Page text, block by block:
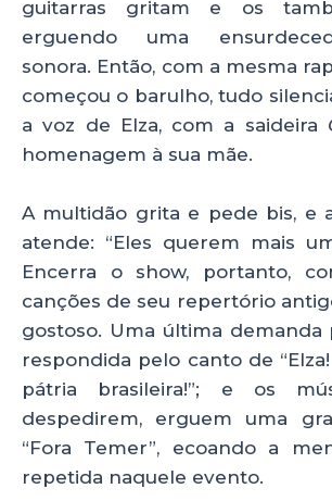
guitarras gritam e os
erguendo uma
sonora. Então, com a mesma
começou o barulho, tudo
a voz de Elza, com a saideira
homenagem à sua mãe.
A multidão grita e pede bis, e
atende: “Eles querem mais
Encerra o show, portanto,
canções de seu repertório
gostoso. Uma última
respondida pelo canto de
pátria brasileira!”; e os
despedirem, erguem uma
“Fora Temer”, ecoando a
repetida naquele evento.